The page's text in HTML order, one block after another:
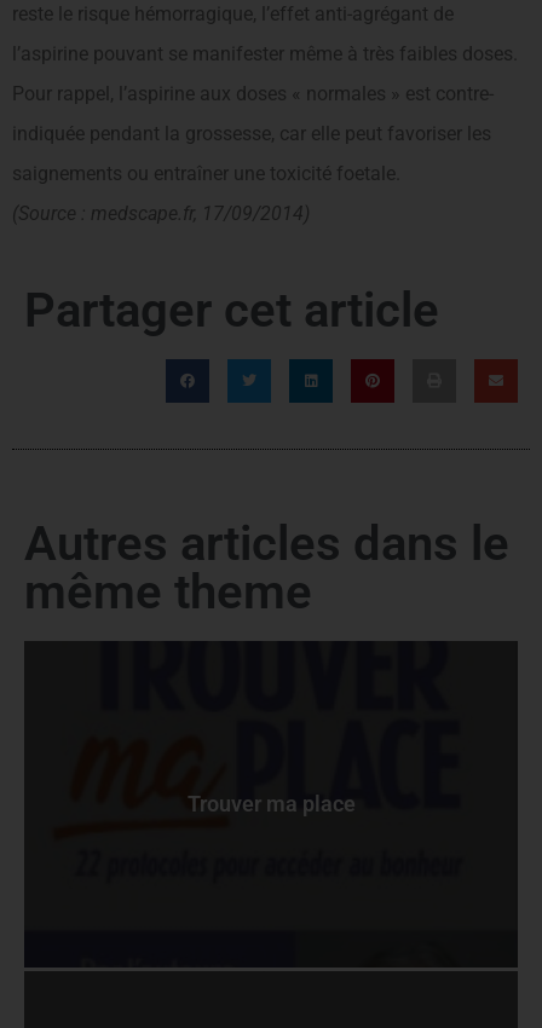
reste le risque hémorragique, l’effet anti-agrégant de
l’aspirine pouvant se manifester même à très faibles doses.
Pour rappel, l’aspirine aux doses « normales » est contre-
indiquée pendant la grossesse, car elle peut favoriser les
saignements ou entraîner une toxicité foetale.
(Source : medscape.fr, 17/09/2014)
Partager cet article
Autres articles dans le
même theme
Trouver ma place